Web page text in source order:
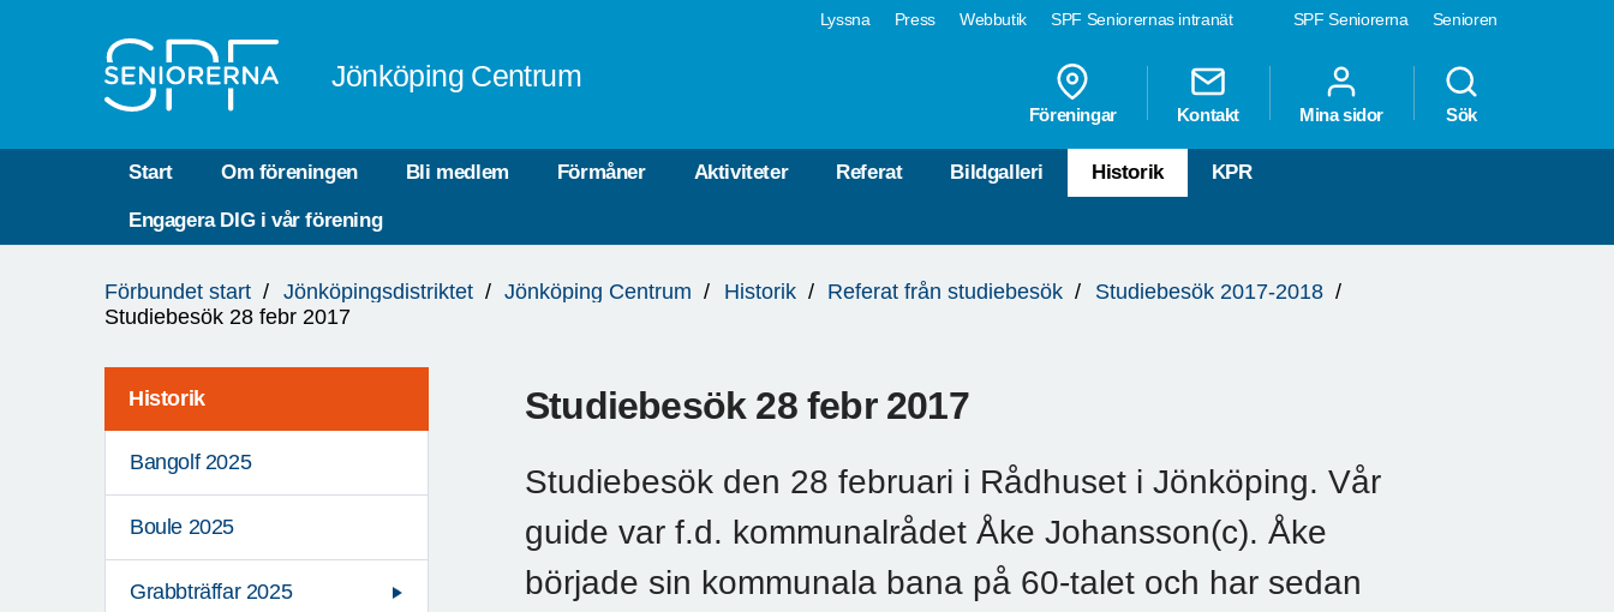
SPF Seniorerna Senioren
Lyssna Press Webbutik SPF Seniorernas intranät
Jönköping Centrum
Föreningar Kontakt Mina sidor Sök
Start Om föreningen Bli medlem Förmåner Aktiviteter Referat Bildgalleri Historik KPR
Engagera DIG i vår förening
är
Förbundet start Jönköpingsdistriktet Jönköping Centrum Historik Referat från studiebesök
Studiebesök 2017-2018
Studiebesök 28 febr 2017
Historik
Bangolf 2025
Boule 2025
Grabbträffar 2025
Studiebesök 28 febr 2017
Studiebesök den 28 februari i Rådhuset i Jönköping. Vår
guide var f.d. kommunalrådet Åke Johansson(c). Åke
började sin kommunala bana på 60-talet och har sedan